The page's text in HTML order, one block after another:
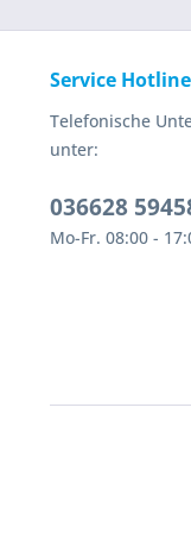
Service Hotline
Telefonische
unter:
036628
Mo-Fr. 08:00 -